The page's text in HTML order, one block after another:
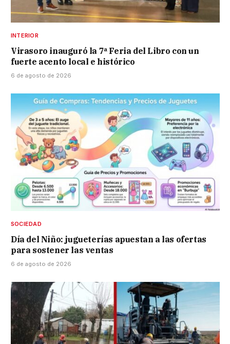
INTERIOR
Virasoro inauguró la 7ª Feria del Libro con un
fuerte acento local e histórico
6 de agosto de 2026
SOCIEDAD
Día del Niño: jugueterías apuestan a las ofertas
para sostener las ventas
6 de agosto de 2026